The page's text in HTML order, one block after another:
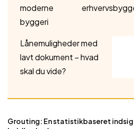
moderne
byggeri
Lånemuligheder med
lavt dokument – hvad
skal du vide?
Grouting: En statistikbaseret